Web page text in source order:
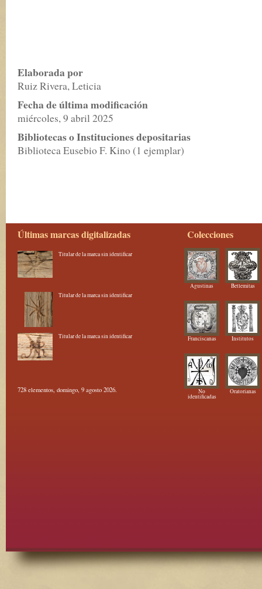
Elaborada por
Ruiz Rivera, Leticia
Fecha de última modificación
miércoles, 9 abril 2025
Bibliotecas o Instituciones depositarias
Biblioteca Eusebio F. Kino (1 ejemplar)
Últimas marcas digitalizadas
Titular de la marca sin identificar
Titular de la marca sin identificar
Titular de la marca sin identificar
728 elementos, domingo, 9 agosto 2026.
Colecciones
Agustinas Betlemitas
Franciscanas Institutos
No
identificadas
Oratorianas